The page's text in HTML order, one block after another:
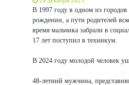
В 1997 году в одном из городов
рождении, а пути родителей
время мальчика забрали в
17 лет поступил в техникум.
В 2024 году молодой человек
48-летний мужчина,